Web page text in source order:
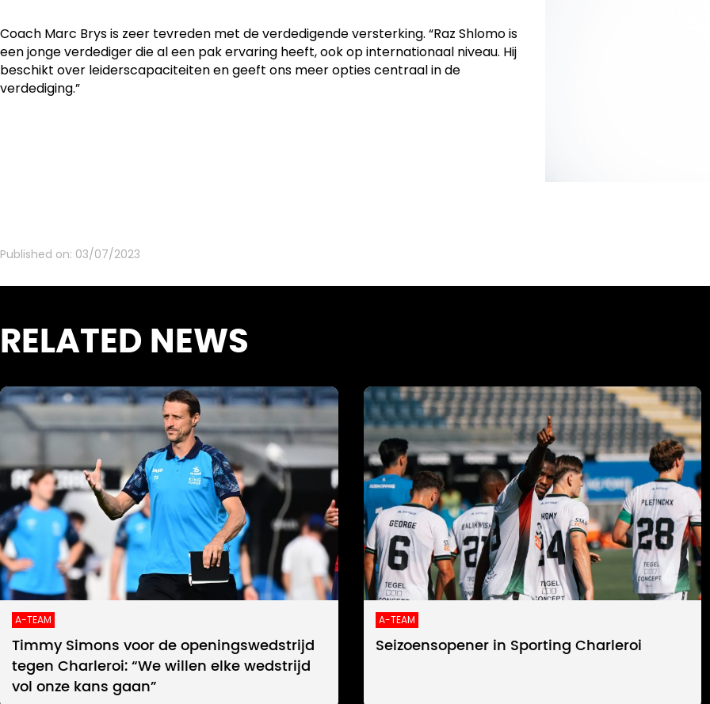
Coach Marc Brys is zeer tevreden met de verdedigende versterking. “Raz Shlomo is
een jonge verdediger die al een pak ervaring heeft, ook op internationaal niveau. Hij
beschikt over leiderscapaciteiten en geeft ons meer opties centraal in de
verdediging.”
Published on: 03/07/2023
RELATED NEWS
A-TEAM
Timmy Simons voor de openingswedstrijd
tegen Charleroi: “We willen elke wedstrijd
vol onze kans gaan”
A-TEAM
Seizoensopener in Sporting Charleroi